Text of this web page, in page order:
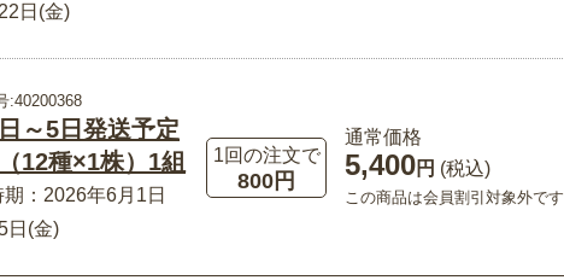
日(金)
:40200368
～5日発送予定
12種×1株）1組
：2026年6月1日
日(金)
1回の注文で
800円
通常価格
5,400円 (税込)
この商品は会員割引対象外です